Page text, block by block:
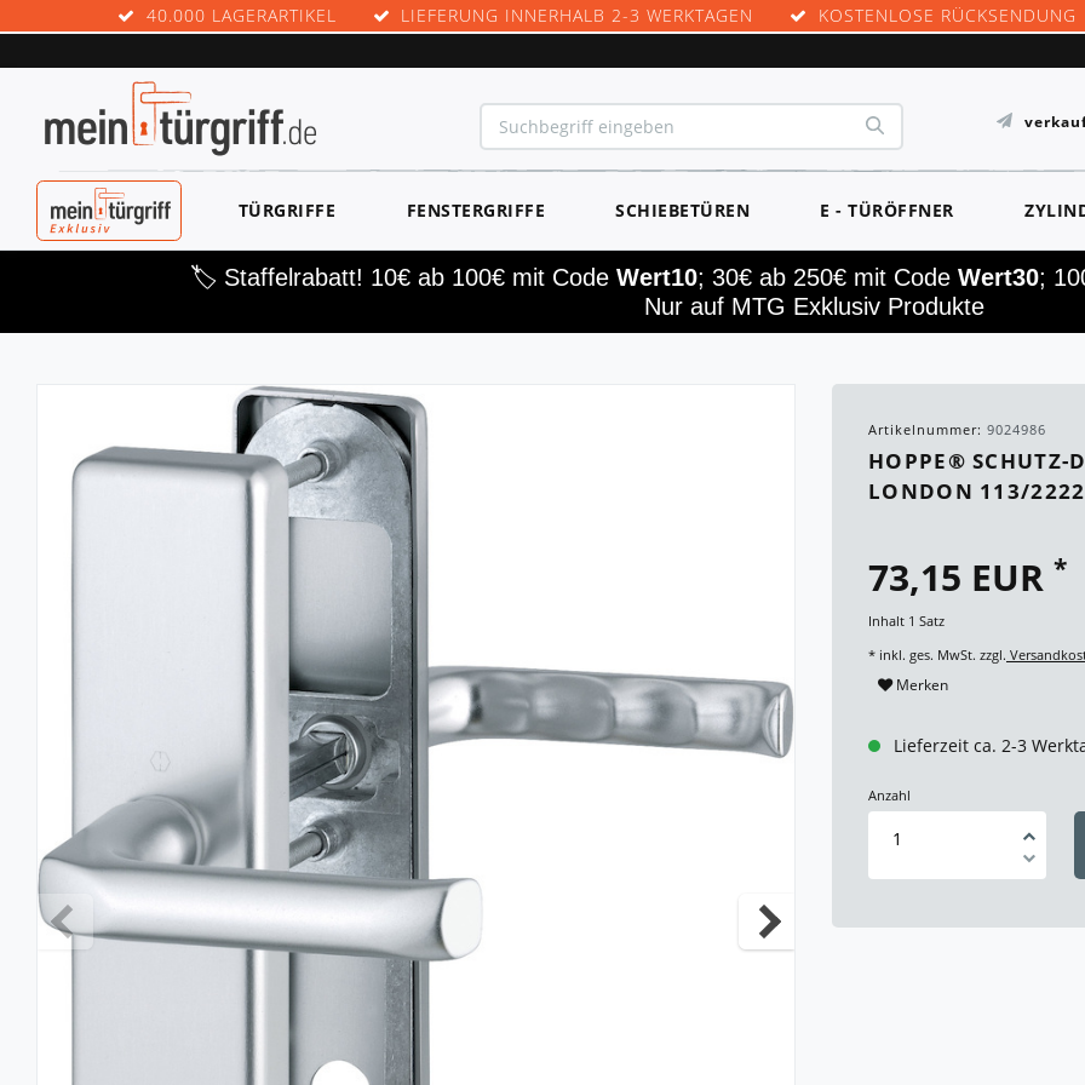
40.000 LAGERARTIKEL LIEFERUNG INNERHALB 2-3 WERKTAGEN KOSTENLOSE RÜCKSENDUNG
MEINTÜRGRIF
F EXKLUSIV
TÜRGRIFFE FENSTERGRIFFE SCHIEBETÜREN E - TÜRÖFFNER
🏷️ Staffelrabatt! 10€ ab 100€ mit Code Wert10; 30€ ab 250€ mit Code Wert30;
Nur auf MTG Exklusiv Produkte
Artikelnummer: 9024986
HOPPE® SCHUTZ-
LONDON 113/
73,15 EUR *
Inhalt 1 Satz
* inkl. ges. MwSt. zzgl.
Merken
Lieferzeit ca. 2-3
Anzahl